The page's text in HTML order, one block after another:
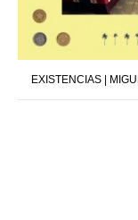
EXISTENCIAS |